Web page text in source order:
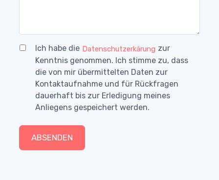
Ich habe die Datenschutzerkärung zur
Kenntnis genommen. Ich stimme zu, dass
die von mir übermittelten Daten zur
Kontaktaufnahme und für Rückfragen
dauerhaft bis zur Erledigung meines
Anliegens gespeichert werden.
ABSENDEN